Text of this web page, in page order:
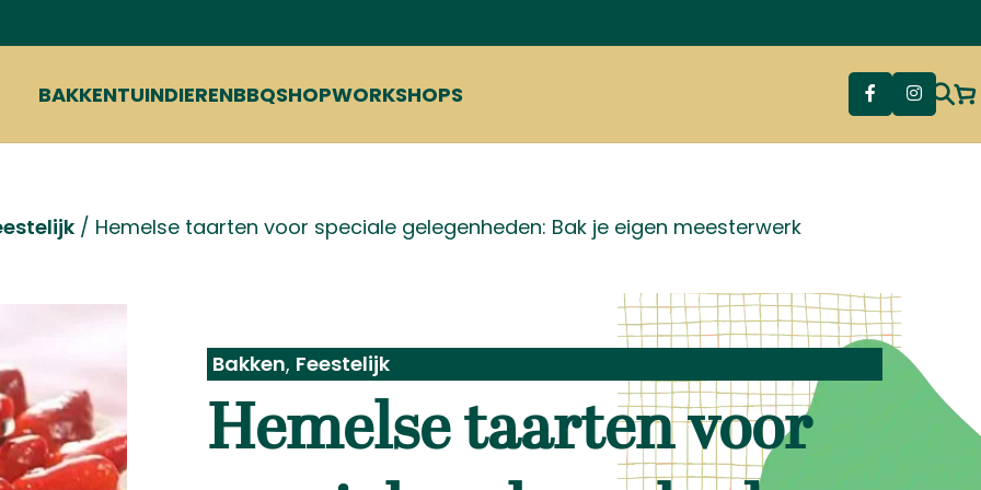
BAKKENTUINDIERENBBQSHOPWORKSHOPS
/ Hemelse taarten voor speciale gelegenheden: Bak je eigen meesterwerk
Bakken, Feestelijk
Hemelse taarten voor